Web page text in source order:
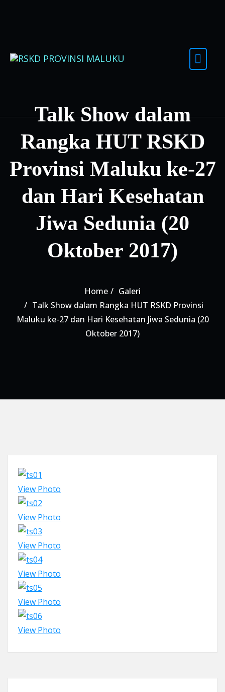
Talk Show dalam
Rangka HUT RSKD
Provinsi Maluku ke-27
dan Hari Kesehatan
Jiwa Sedunia (20
Oktober 2017)
Home
Galeri
Talk Show dalam Rangka HUT RSKD Provinsi
Maluku ke-27 dan Hari Kesehatan Jiwa Sedunia (20
Oktober 2017)
View Photo
View Photo
View Photo
View Photo
View Photo
View Photo